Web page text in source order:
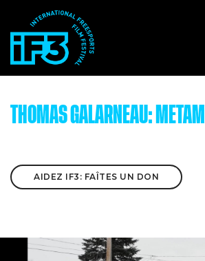
THOMAS GALARNEAU:
AIDEZ IF3: FAÎTES UN DON